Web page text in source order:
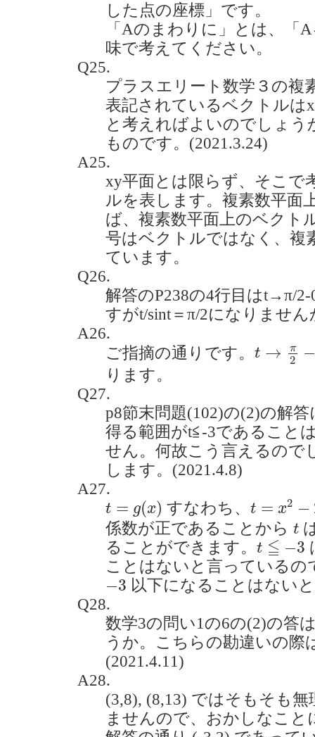
した点の座標」です。
「Aのまわりに」とは、「
味で考えてください。
Q25.
プラスエリート数学３の複
表記されているベクトルは
と考えればよいのでしょう
ものです。(2021.3.24)
A25.
xy平面とは限らず、そこで
ルを表します。複素数平面
ば、複素数平面上のベクト
号はベクトルではなく、複
ています。
Q26.
解答のP238の4行目はt→π/
すがt/sint＝π/2になりません
A26.
ご指摘の通りです。 t → π
2 −
t π 2−
ります。
Q27.
p8節末問題(102)の(2)の解
得る範囲がt≦-3であること
せん。何故こう言えるので
します。(2021.4.8)
A27.
t = g(x)
t ) すなわち、t = x2 −
t −2
係数が正であることから t
t
ることができます。 t ≦ −3
t≦−3
ことはないと言っているの
−3
−3 以下になることはない
Q28.
数学3の問い1の6の(2)の答
うか。こちらの勘違いの際
(2021.4.11)
A28.
(3,8), (8,13) ではそもそも
ませんので、おかしなこと